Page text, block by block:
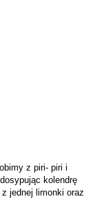
z piri- piri i
kolendrę
jednej limonki oraz